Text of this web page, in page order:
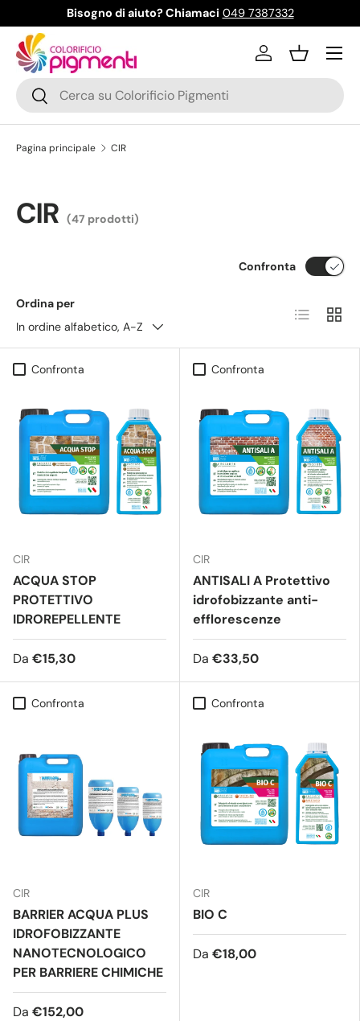
Passa ai contenuti
Bisogno di aiuto? Chiamaci 049 7387332
Cerca
Cerca
AccediCestino
Menu
Pagina principale CIR
CIR (47 prodotti)
Ordina per
In ordine alfabetico, A-Z
Confronta
Elenco
Confronta
CIR
ACQUA STOP
PROTETTIVO
IDROREPELLENTE
Da €15,30
Confronta
CIR
ANTISALI A Protettivo
idrofobizzante anti-
efflorescenze
Da €33,50
Confronta
CIR
BARRIER ACQUA PLUS
IDROFOBIZZANTE
NANOTECNOLOGICO
PER BARRIERE CHIMICHE
Da €152,00
Confronta
CIR
BIO C
Da €18,00